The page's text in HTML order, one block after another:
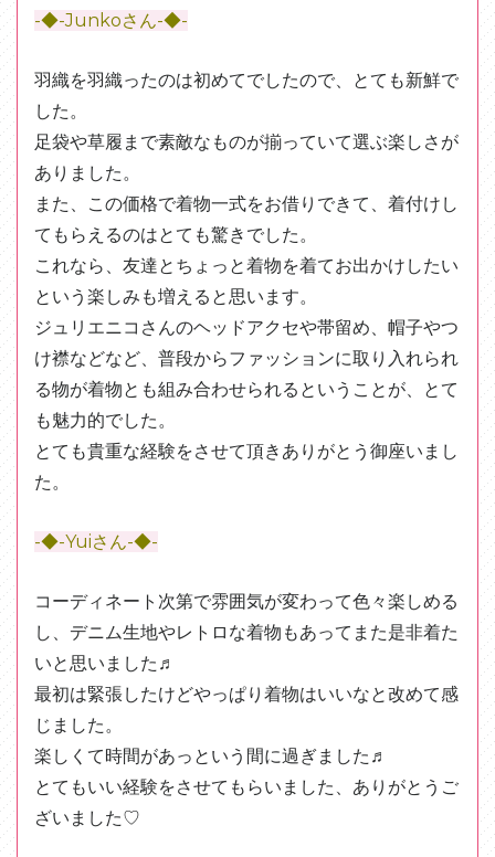
-◆-Junkoさん-◆-
羽織を羽織ったのは初めてでしたので、とても新鮮で
した。
足袋や草履まで素敵なものが揃っていて選ぶ楽しさが
ありました。
また、この価格で着物一式をお借りできて、着付けし
てもらえるのはとても驚きでした。
これなら、友達とちょっと着物を着てお出かけしたい
という楽しみも増えると思います。
ジュリエニコさんのヘッドアクセや帯留め、帽子やつ
け襟などなど、普段からファッションに取り入れられ
る物が着物とも組み合わせられるということが、とて
も魅力的でした。
とても貴重な経験をさせて頂きありがとう御座いまし
た。
-◆-Yuiさん-◆-
コーディネート次第で雰囲気が変わって色々楽しめる
し、デニム生地やレトロな着物もあってまた是非着た
いと思いました♬
最初は緊張したけどやっぱり着物はいいなと改めて感
じました。
楽しくて時間があっという間に過ぎました♬
とてもいい経験をさせてもらいました、ありがとうご
ざいました♡